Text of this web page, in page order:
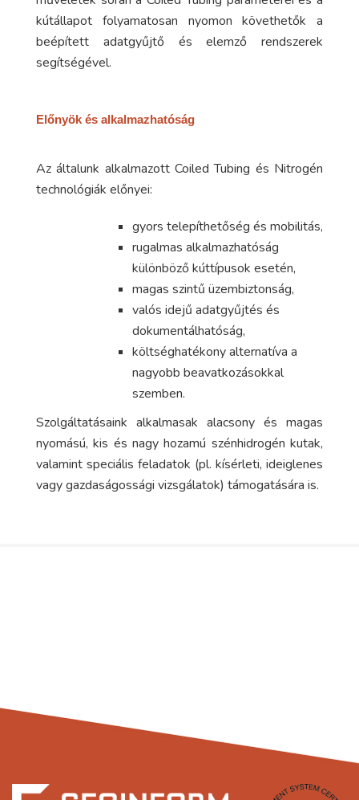
kútállapot folyamatosan nyomon követhetők a
beépített adatgyűjtő és elemző rendszerek
segítségével.
Előnyök és alkalmazhatóság
Az általunk alkalmazott Coiled Tubing és Nitrogén
technológiák előnyei:
gyors telepíthetőség és mobilitás,
rugalmas alkalmazhatóság
különböző kúttípusok esetén,
magas szintű üzembiztonság,
valós idejű adatgyűjtés és
dokumentálhatóság,
költséghatékony alternatíva a
nagyobb beavatkozásokkal
szemben.
Szolgáltatásaink alkalmasak alacsony és magas
nyomású, kis és nagy hozamú szénhidrogén kutak,
valamint speciális feladatok (pl. kísérleti, ideiglenes
vagy gazdaságossági vizsgálatok) támogatására is.